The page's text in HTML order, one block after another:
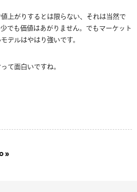
上がりするとは限らない、それは当然で
でも価値はあがりません。でもマーケット
デルはやはり強いです。
て面白いですね。
»